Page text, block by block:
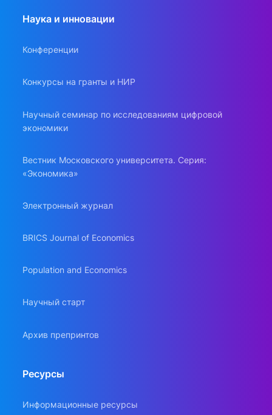
Наука и инновации
Конференции
Конкурсы на гранты и НИР
Научный семинар по исследованиям цифровой
экономики
Вестник Московского университета. Серия:
«Экономика»
Электронный журнал
BRICS Journal of Economics
Population and Economics
Научный старт
Архив препринтов
Ресурсы
Информационные ресурсы